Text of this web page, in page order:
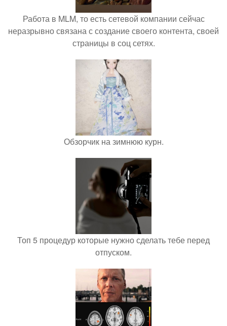
Работа в MLM, то есть сетевой компании сейчас
неразрывно связана с создание своего контента, своей
страницы в соц сетях.
Обзорчик на зимнюю курн.
Топ 5 процедур которые нужно сделать тебе перед
отпуском.